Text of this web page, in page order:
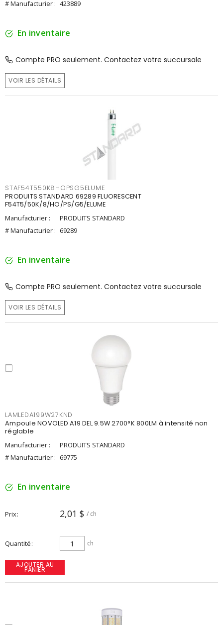
# Manufacturier : 423889
En inventaire
Compte PRO seulement. Contactez votre succursale
VOIR LES DÉTAILS
STAF54T550K8HOPSG5ELUME
PRODUITS STANDARD 69289 FLUORESCENT
F54T5/50K/8/HO/PS/G5/ELUME
Manufacturier :
PRODUITS STANDARD
# Manufacturier : 69289
En inventaire
Compte PRO seulement. Contactez votre succursale
VOIR LES DÉTAILS
LAMLEDA199W27KND
Ampoule NOVOLED A19 DEL 9.5W 2700°K 800LM à intensité non
réglable
Manufacturier :
PRODUITS STANDARD
# Manufacturier : 69775
En inventaire
Prix 2,01 $ / ch
Quantité ch
AJOUTER AU
PANIER